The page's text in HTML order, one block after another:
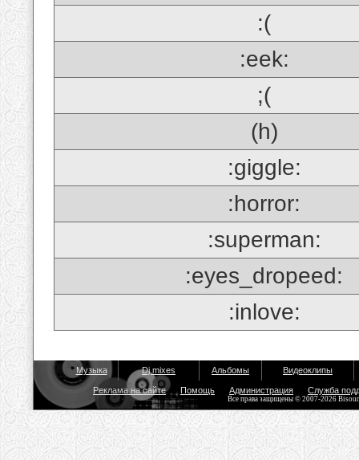
:(
:eek:
;(
(h)
:giggle:
:horror:
:superman:
:eyes_dropeed:
:inlove:
Музыка Dj mixes Альбомы Видеоклипы
Реклама на сайте Помощь Администрация Служба
Все права защищены © 2007-2026